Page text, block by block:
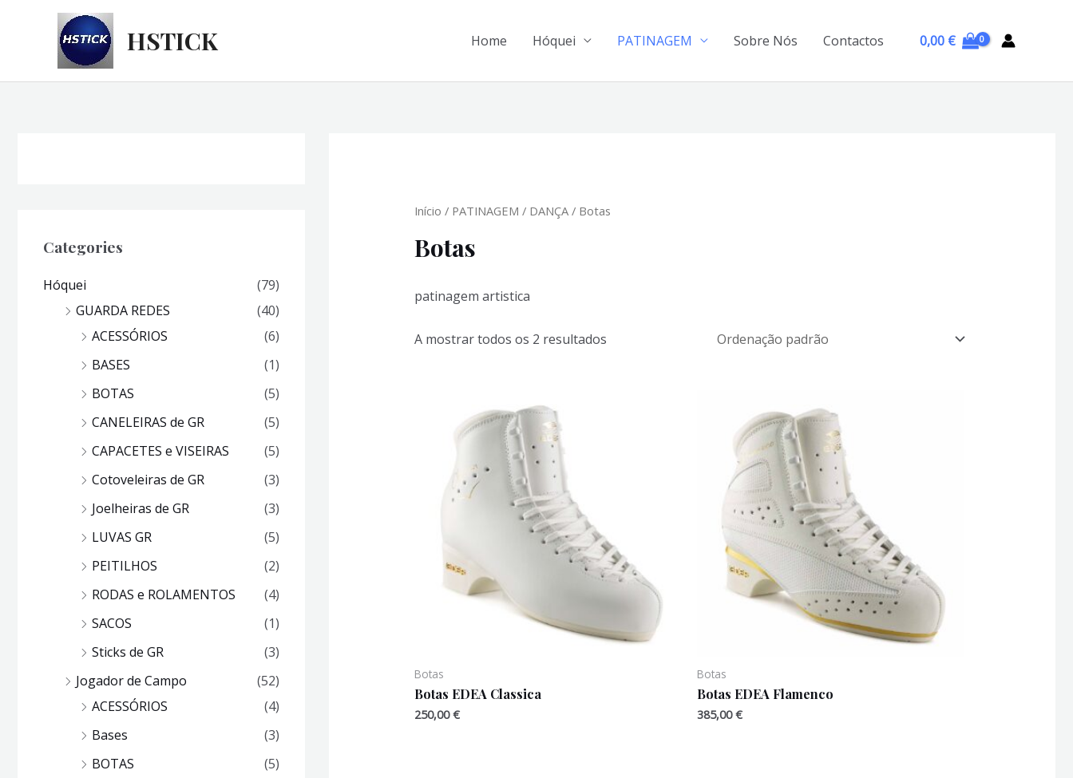
HSTICK Home Hóquei PATINAGEM Sobre Nós Contactos 0,00 €
Categories
Hóquei
(79)
GUARDA REDES
(40)
ACESSÓRIOS
(6)
BASES
(1)
BOTAS
(5)
CANELEIRAS de GR
(5)
CAPACETES e VISEIRAS
(5)
Cotoveleiras de GR
(3)
Joelheiras de GR
(3)
LUVAS GR
(5)
PEITILHOS
(2)
RODAS e ROLAMENTOS
(4)
SACOS
(1)
Sticks de GR
(3)
Jogador de Campo
(52)
ACESSÓRIOS
(4)
Bases
(3)
BOTAS
(5)
Início / PATINAGEM / DANÇA/ Botas
Botas
patinagem artistica
A mostrar todos os 2 resultados
Botas
Botas EDEA Classica
250,00€
Botas
Botas EDEA Flamenco
385,00€